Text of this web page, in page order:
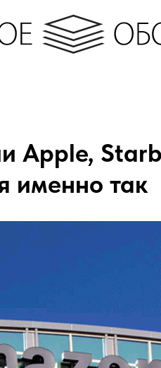
Apple,
именно так